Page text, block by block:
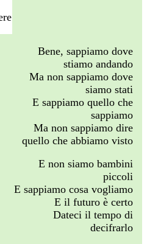
Bene, sappiamo dove
stiamo andando
Ma non sappiamo dove
siamo stati
E sappiamo quello che
sappiamo
Ma non sappiamo dire
quello che abbiamo visto
E non siamo bambini
piccoli
E sappiamo cosa vogliamo
E il futuro è certo
Dateci il tempo di
decifrarlo